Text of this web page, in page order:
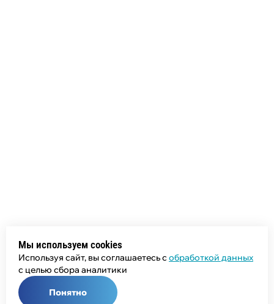
Мы используем cookies
Используя сайт, вы соглашаетесь с обработкой данных
с целью сбора аналитики
Понятно